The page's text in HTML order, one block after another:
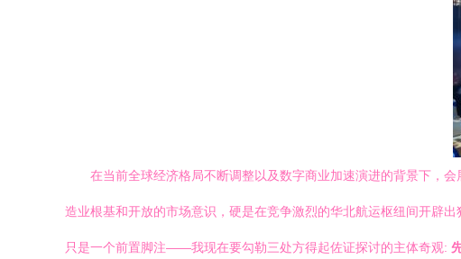
在当前全球经济格局不断调整以及数字商业加速演进的背景下，
造业根基和开放的市场意识，硬是在竞争激烈的华北航运枢纽间开辟
只是一个前置脚注——我现在要勾勒三处方得起佐证探讨的主体奇观: